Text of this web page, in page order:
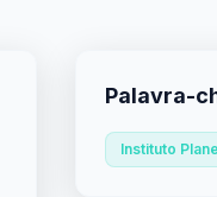
Palavra-
Instituto